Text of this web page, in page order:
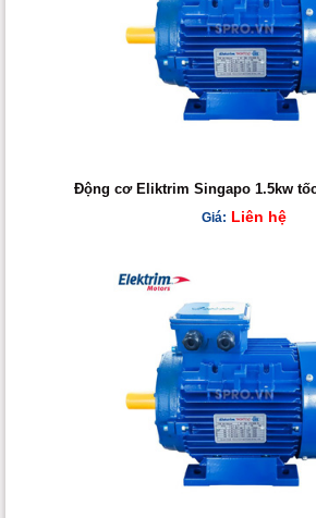
Động cơ Eliktrim Singapo 1.5kw
Giá: Liên hệ